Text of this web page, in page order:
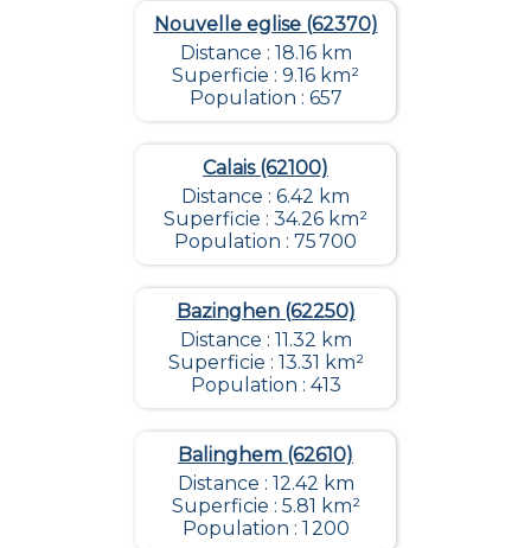
Nouvelle eglise (62370)
Distance : 18.16 km
Superficie : 9.16 km²
Population : 657
Calais (62100)
Distance : 6.42 km
Superficie : 34.26 km²
Population : 75 700
Bazinghen (62250)
Distance : 11.32 km
Superficie : 13.31 km²
Population : 413
Balinghem (62610)
Distance : 12.42 km
Superficie : 5.81 km²
Population : 1 200